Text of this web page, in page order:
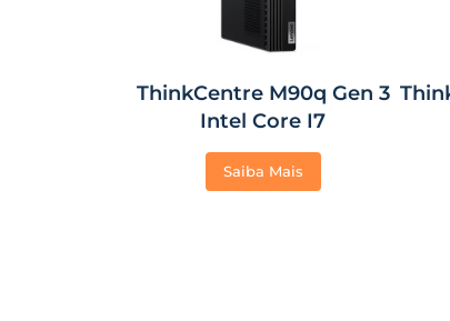
ThinkCentre M90q Gen 3
Intel Core I7
Saiba Mais